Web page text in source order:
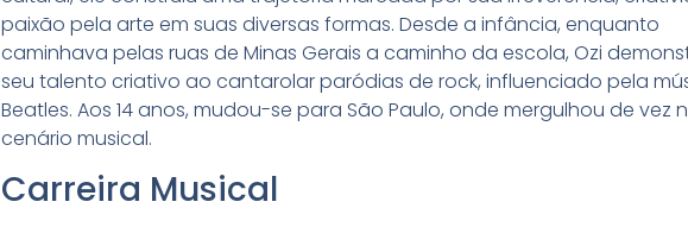
paixão pela arte em suas diversas formas. Desde a infância, enquanto
caminhava pelas ruas de Minas Gerais a caminho da escola, Ozi
seu talento criativo ao cantarolar paródias de rock, influenciado pela
Beatles. Aos 14 anos, mudou-se para São Paulo, onde mergulhou de vez
cenário musical.
Carreira Musical